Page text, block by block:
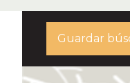
Guardar